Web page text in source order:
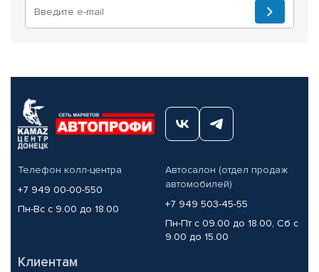
Телефон колл-центра
+7 949 00-00-550
Пн-Вс с 9.00 до 18.00
Автосалон (отдел продаж
автомобилей)
+7 949 503-45-55
Пн-Пт с 09.00 до 18.00, Сб с
9.00 до 15.00
Клиентам